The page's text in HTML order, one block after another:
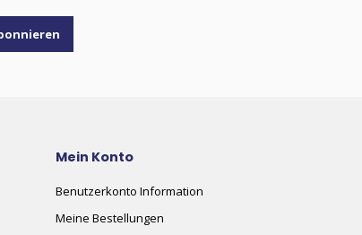
Mein Konto
Benutzerkonto Information
Meine Bestellungen